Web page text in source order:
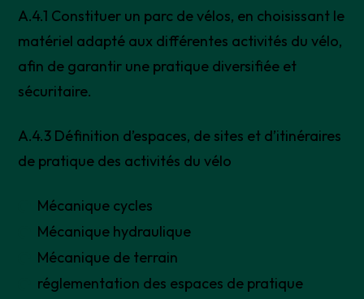
A.4.1 Constituer un parc de vélos, en choisissant le
matériel adapté aux différentes activités du vélo,
afin de garantir une pratique diversifiée et
sécuritaire.
A.4.3 Définition d’espaces, de sites et d’itinéraires
de pratique des activités du vélo
Mécanique cycles
Mécanique hydraulique
Mécanique de terrain
réglementation des espaces de pratique